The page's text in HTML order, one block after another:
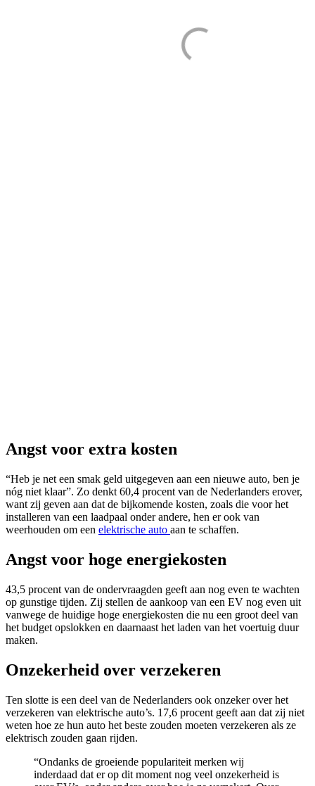
Angst voor extra kosten
“Heb je net een smak geld uitgegeven aan een nieuwe auto, ben je
nóg niet klaar”. Zo denkt 60,4 procent van de Nederlanders erover,
want zij geven aan dat de bijkomende kosten, zoals die voor het
installeren van een laadpaal onder andere, hen er ook van
weerhouden om een elektrische auto aan te schaffen.
Angst voor hoge energiekosten
43,5 procent van de ondervraagden geeft aan nog even te wachten
op gunstige tijden. Zij stellen de aankoop van een EV nog even uit
vanwege de huidige hoge energiekosten die nu een groot deel van
het budget opslokken en daarnaast het laden van het voertuig duur
maken.
Onzekerheid over verzekeren
Ten slotte is een deel van de Nederlanders ook onzeker over het
verzekeren van elektrische auto’s. 17,6 procent geeft aan dat zij niet
weten hoe ze hun auto het beste zouden moeten verzekeren als ze
elektrisch zouden gaan rijden.
“Ondanks de groeiende populariteit merken wij
inderdaad dat er op dit moment nog veel onzekerheid is